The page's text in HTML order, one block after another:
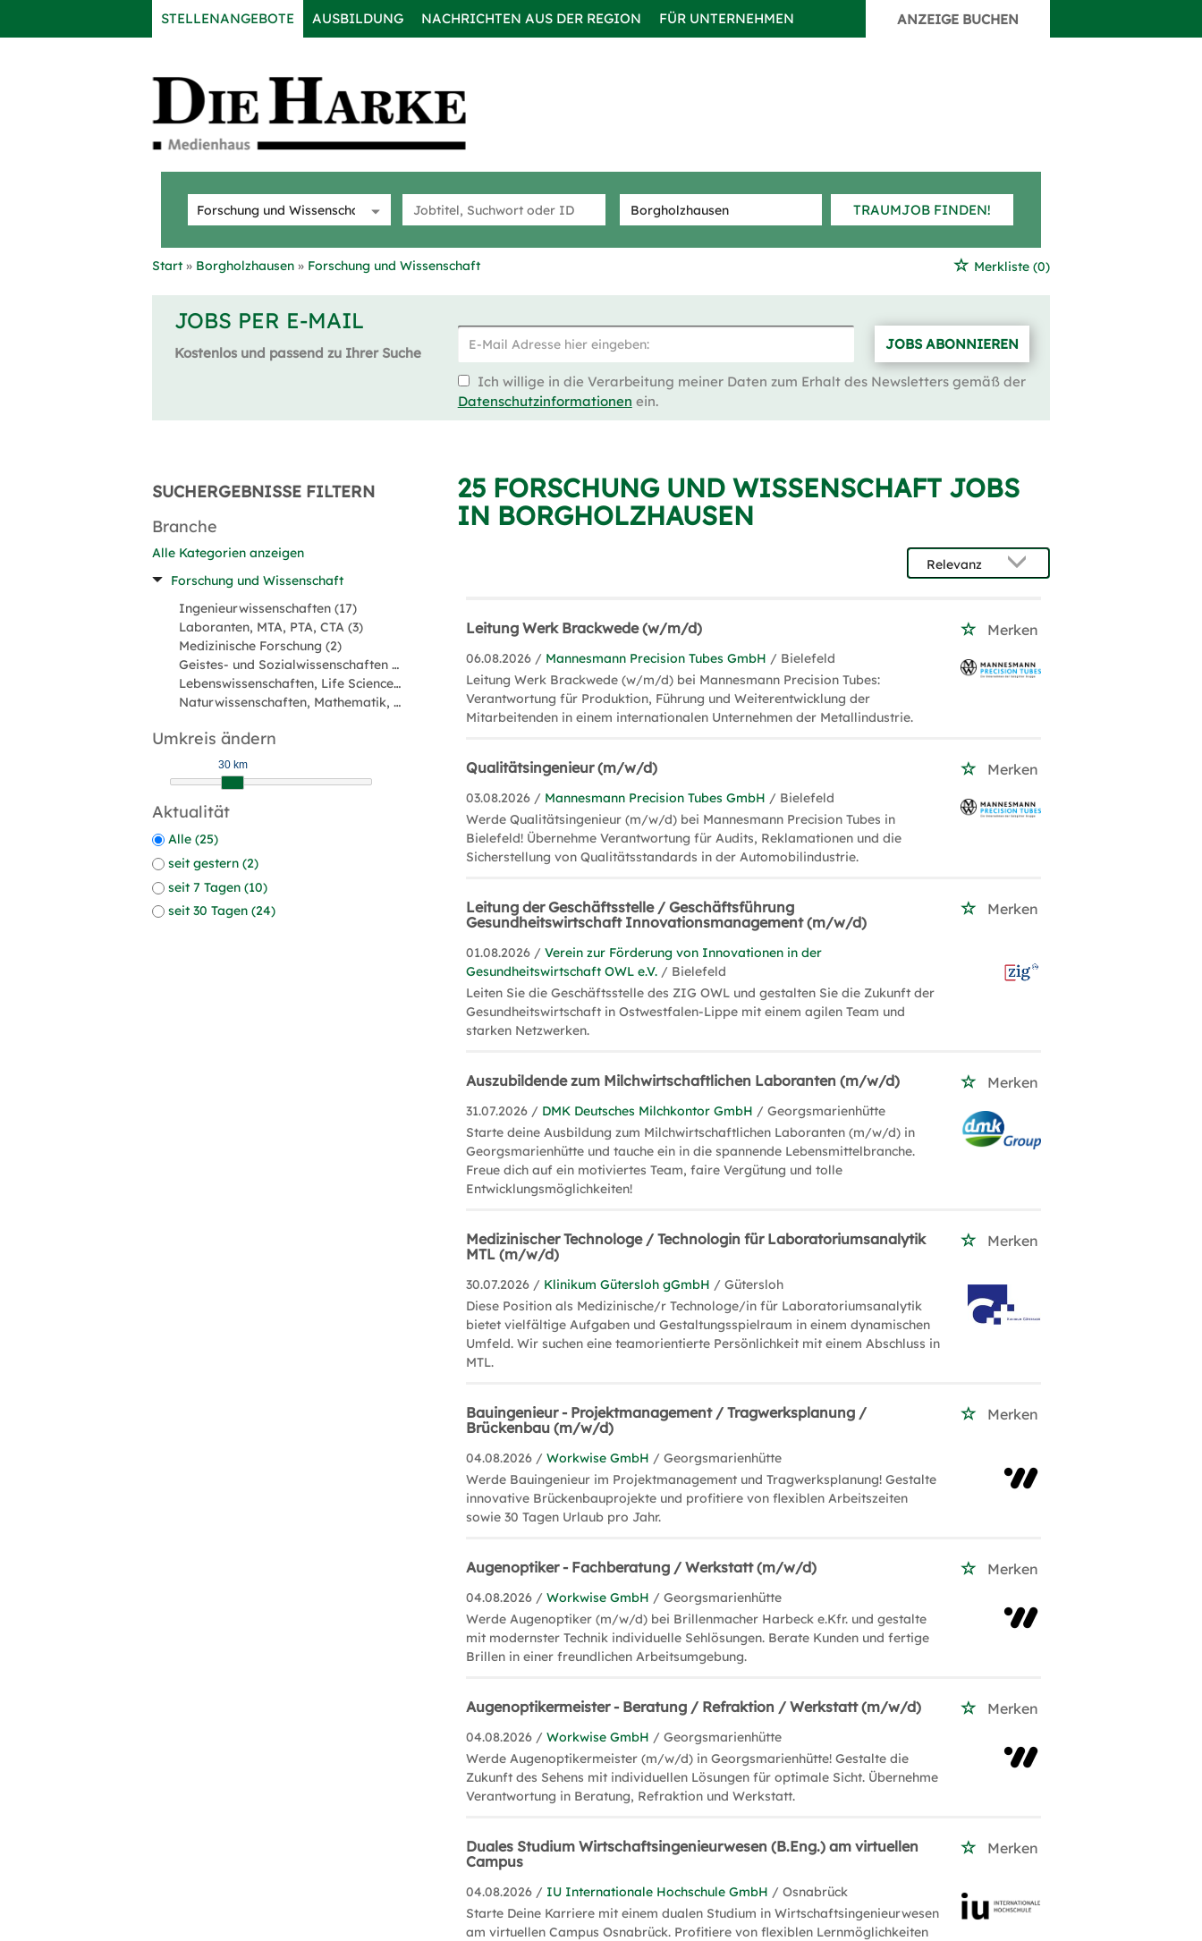
STELLENANGEBOTE AUSBILDUNG NACHRICHTEN AUS DER REGION FÜR UNTERNEHMEN ANZEIGE BUCHEN
TRAUMJOB FINDEN!
Start Borgholzhausen Forschung und Wissenschaft Merkliste (0)
JOBS PER E-MAIL
Kostenlos und passend zu Ihrer Suche
JOBS ABONNIEREN
Ich willige in die Verarbeitung meiner Daten zum Erhalt des Newsletters gemäß der
Datenschutzinformationen ein.
SUCHERGEBNISSE FILTERN
Branche
Alle Kategorien anzeigen
Forschung und Wissenschaft
Ingenieurwissenschaften (17)
Laboranten, MTA, PTA, CTA (3)
Medizinische Forschung (2)
Geistes- und Sozialwissenschaften (1)
Lebenswissenschaften, Life Sciences (1)
Naturwissenschaften, Mathematik, Informatik (1)
Umkreis ändern
30 km
Aktualität
Alle (25)
seit gestern (2)
seit 7 Tagen (10)
seit 30 Tagen (24)
25 FORSCHUNG UND WISSENSCHAFT JOBS
IN BORGHOLZHAUSEN
Leitung Werk Brackwede (w/m/d) Merken
06.08.2026 / Mannesmann Precision Tubes GmbH / Bielefeld
Leitung Werk Brackwede (w/m/d) bei Mannesmann Precision Tubes:
Verantwortung für Produktion, Führung und Weiterentwicklung der
Mitarbeitenden in einem internationalen Unternehmen der Metallindustrie.
Qualitätsingenieur (m/w/d) Merken
03.08.2026 / Mannesmann Precision Tubes GmbH / Bielefeld
Werde Qualitätsingenieur (m/w/d) bei Mannesmann Precision Tubes in
Bielefeld! Übernehme Verantwortung für Audits, Reklamationen und die
Sicherstellung von Qualitätsstandards in der Automobilindustrie.
Leitung der Geschäftsstelle / Geschäftsführung
Gesundheitswirtschaft Innovationsmanagement (m/w/d)
Merken
01.08.2026 /Verein zur Förderung von Innovationen in der
Gesundheitswirtschaft OWL e.V. / Bielefeld
Leiten Sie die Geschäftsstelle des ZIG OWL und gestalten Sie die Zukunft der
Gesundheitswirtschaft in Ostwestfalen-Lippe mit einem agilen Team und
starken Netzwerken.
Auszubildende zum Milchwirtschaftlichen Laboranten (m/w/d) Merken
31.07.2026 / DMK Deutsches Milchkontor GmbH / Georgsmarienhütte
Starte deine Ausbildung zum Milchwirtschaftlichen Laboranten (m/w/d) in
Georgsmarienhütte und tauche ein in die spannende Lebensmittelbranche.
Freue dich auf ein motiviertes Team, faire Vergütung und tolle
Entwicklungsmöglichkeiten!
Medizinischer Technologe / Technologin für Laboratoriumsanalytik
MTL (m/w/d)
Merken
30.07.2026 / Klinikum Gütersloh gGmbH / Gütersloh
Diese Position als Medizinische/r Technologe/in für Laboratoriumsanalytik
bietet vielfältige Aufgaben und Gestaltungsspielraum in einem dynamischen
Umfeld. Wir suchen eine teamorientierte Persönlichkeit mit einem Abschluss in
MTL.
Bauingenieur - Projektmanagement / Tragwerksplanung /
Brückenbau (m/w/d)
Merken
04.08.2026 /Workwise GmbH / Georgsmarienhütte
Werde Bauingenieur im Projektmanagement und Tragwerksplanung! Gestalte
innovative Brückenbauprojekte und profitiere von flexiblen Arbeitszeiten
sowie 30 Tagen Urlaub pro Jahr.
Augenoptiker - Fachberatung / Werkstatt (m/w/d) Merken
04.08.2026 /Workwise GmbH / Georgsmarienhütte
Werde Augenoptiker (m/w/d) bei Brillenmacher Harbeck e.Kfr. und gestalte
mit modernster Technik individuelle Sehlösungen. Berate Kunden und fertige
Brillen in einer freundlichen Arbeitsumgebung.
Augenoptikermeister - Beratung / Refraktion / Werkstatt (m/w/d) Merken
04.08.2026 /Workwise GmbH / Georgsmarienhütte
Werde Augenoptikermeister (m/w/d) in Georgsmarienhütte! Gestalte die
Zukunft des Sehens mit individuellen Lösungen für optimale Sicht. Übernehme
Verantwortung in Beratung, Refraktion und Werkstatt.
Duales Studium Wirtschaftsingenieurwesen (B.Eng.) am virtuellen
Campus
Merken
04.08.2026 / IU Internationale Hochschule GmbH / Osnabrück
Starte Deine Karriere mit einem dualen Studium in Wirtschaftsingenieurwesen
am virtuellen Campus Osnabrück. Profitiere von flexiblen Lernmöglichkeiten